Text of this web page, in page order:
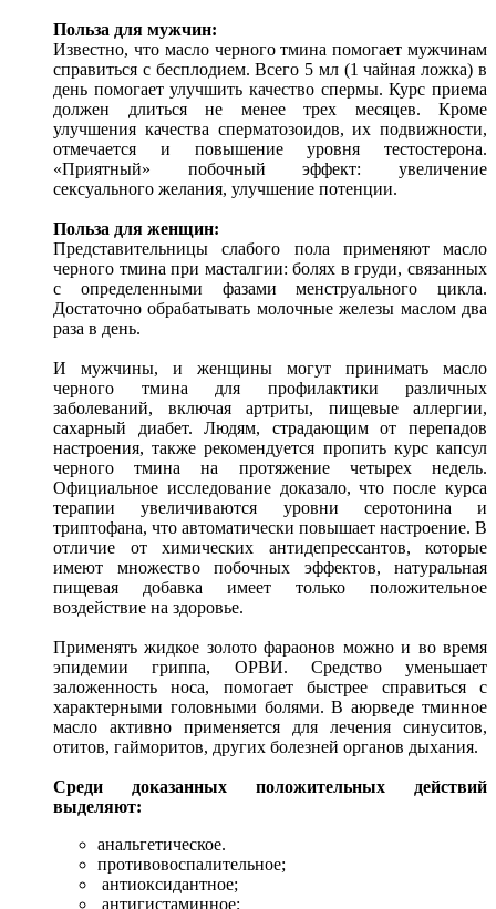
Польза для мужчин:
Известно, что масло черного тмина помогает мужчинам
справиться с бесплодием. Всего 5 мл (1 чайная ложка) в
день помогает улучшить качество спермы. Курс приема
должен длиться не менее трех месяцев. Кроме
улучшения качества сперматозоидов, их подвижности,
отмечается и повышение уровня тестостерона.
«Приятный» побочный эффект: увеличение
сексуального желания, улучшение потенции.
Польза для женщин:
Представительницы слабого пола применяют масло
черного тмина при масталгии: болях в груди, связанных
с определенными фазами менструального цикла.
Достаточно обрабатывать молочные железы маслом два
раза в день.
И мужчины, и женщины могут принимать масло
черного тмина для профилактики различных
заболеваний, включая артриты, пищевые аллергии,
сахарный диабет. Людям, страдающим от перепадов
настроения, также рекомендуется пропить курс капсул
черного тмина на протяжение четырех недель.
Официальное исследование доказало, что после курса
терапии увеличиваются уровни серотонина и
триптофана, что автоматически повышает настроение. В
отличие от химических антидепрессантов, которые
имеют множество побочных эффектов, натуральная
пищевая добавка имеет только положительное
воздействие на здоровье.
Применять жидкое золото фараонов можно и во время
эпидемии гриппа, ОРВИ. Средство уменьшает
заложенность носа, помогает быстрее справиться с
характерными головными болями. В аюрведе тминное
масло активно применяется для лечения синуситов,
отитов, гайморитов, других болезней органов дыхания.
Среди доказанных положительных действий
выделяют:
анальгетическое.
противовоспалительное;
антиоксидантное;
антигистаминное;